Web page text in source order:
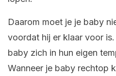
Daarom moet je je baby
voordat hij er klaar voor
baby zich in hun eigen
Wanneer je baby rechtop